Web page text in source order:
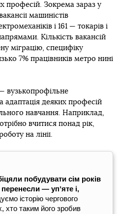
професій. Зокрема зараз у
машиністів
і 161 — токарів і
Кількість вакансій
міграцію, специфіку
7% працівників метро нині
вузькопрофільне
адаптація деяких професій
навчання. Наприклад,
вчитися понад рік,
на лінії.
побудувати сім років
— упʼяте і,
історію чергового
хто таким його зробив